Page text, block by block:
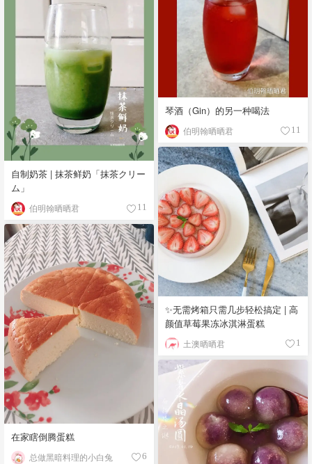
琴酒（Gin）的另一种喝法
伯明翰晒晒君 11
自制奶茶 | 抹茶鲜奶「抹茶クリー
ム」
伯明翰晒晒君 11
✨无需烤箱只需几步轻松搞定 | 高
颜值草莓果冻冰淇淋蛋糕
土澳晒晒君 1
在家瞎倒腾蛋糕
总做黑暗料理的小白兔 6